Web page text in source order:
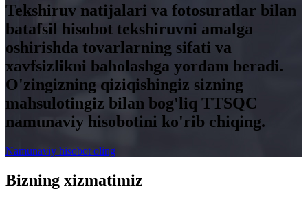
Tekshiruv natijalari va fotosuratlar bilan
batafsil hisobot tekshiruvni amalga
oshirishda tovarlarning sifati va
xavfsizlikni baholashga yordam beradi.
O'zingizning qiziqishingiz sizning
mahsulotingiz bilan bog'liq TTSQC
namunaviy hisobotini ko'rib chiqing.
Namunaviy hisobot oling
Bizning xizmatimiz